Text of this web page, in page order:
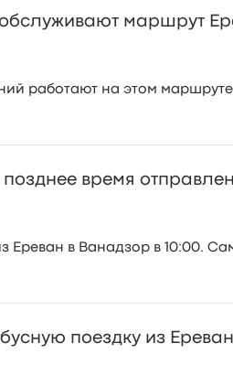
маршрут
работают на этом маршруте,
время
в Ванадзор в 10:00.
поездку из